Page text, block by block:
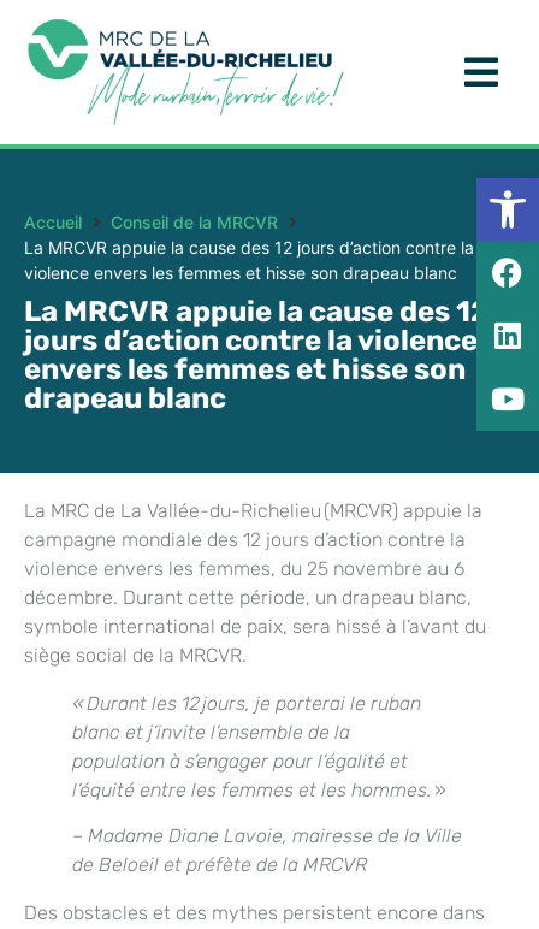
Accueil
Conseil de la MRCVR
La MRCVR appuie la cause des 12 jours d’action contre la
violence envers les femmes et hisse son drapeau blanc
La MRCVR appuie la cause des 12
jours d’action contre la violence
envers les femmes et hisse son
drapeau blanc
La MRC de La Vallée-du-Richelieu (MRCVR) appuie la
campagne mondiale des 12 jours d’action contre la
violence envers les femmes, du 25 novembre au 6
décembre. Durant cette période, un drapeau blanc,
symbole international de paix, sera hissé à l’avant du
siège social de la MRCVR.
« Durant les 12 jours, je porterai le ruban
blanc et j’invite l’ensemble de la
population à s’engager pour l’égalité et
l’équité entre les femmes et les hommes. »
– Madame Diane Lavoie, mairesse de la Ville
de Beloeil et préfète de la MRCVR
Des obstacles et des mythes persistent encore dans